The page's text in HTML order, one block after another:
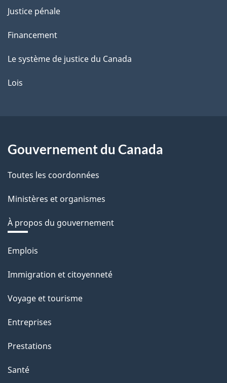
Justice pénale
Financement
Le système de justice du Canada
Lois
Gouvernement du Canada
Toutes les coordonnées
Ministères et organismes
À propos du gouvernement
Thèmes
sujets
Emplois
Immigration et citoyenneté
Voyage et tourisme
Entreprises
Prestations
Santé